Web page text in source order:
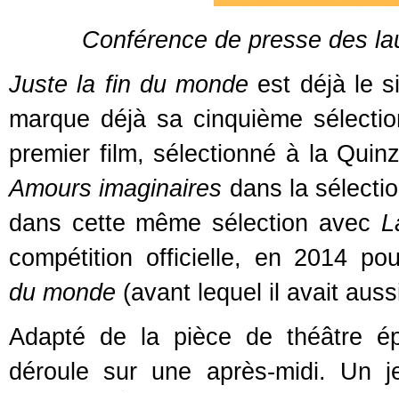
Conférence de presse des
Juste la fin du monde est déjà le
marque déjà sa cinquième
premier film, sélectionné à la
Amours imaginaires dans la
dans cette même sélection avec
compétition officielle, en 2014
du monde (avant lequel il avait
Adapté de la pièce de théâtre
déroule sur une après-midi. Un